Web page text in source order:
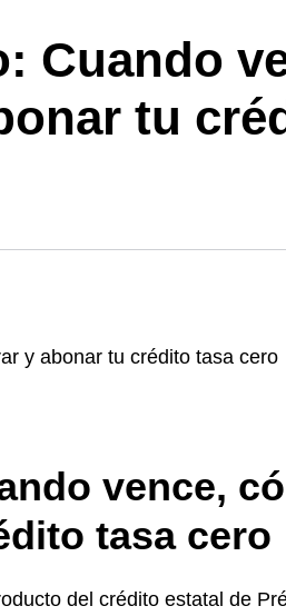
Cuando
tu
vence,
tasa cero
del crédito estatal de